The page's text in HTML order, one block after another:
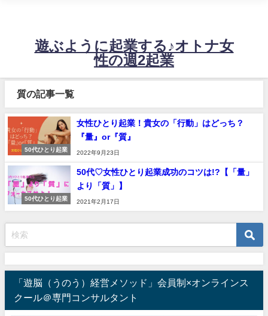
遊ぶように起業する♪オトナ女
性の週2起業
質の記事一覧
50代ひとり起業
女性ひとり起業！貴女の「行動」はどっち？
『量』or『質』
2022年9月23日
50代ひとり起業
50代♡女性ひとり起業成功のコツは!?【「量」
より「質」】
2021年2月17日
「遊脳（うのう）経営メソッド」会員制×オンラインス
クール＠専門コンサルタント